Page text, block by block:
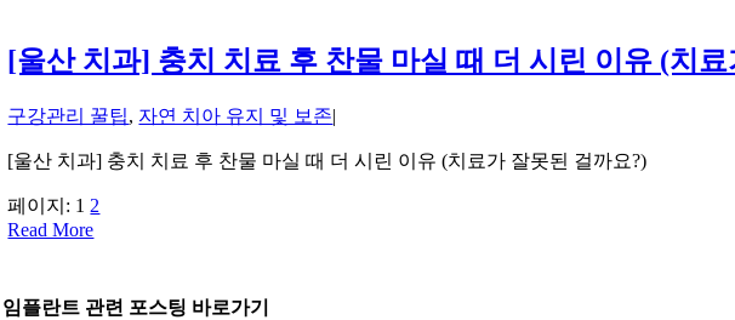
[울산 치과] 충치 치료 후 찬물 마실 때 더 시린 이유 (치
구강관리 꿀팁, 자연 치아 유지 및 보존|
[울산 치과] 충치 치료 후 찬물 마실 때 더 시린 이유 (치료가 잘못된 걸까요?)
페이지: 1 2
Read More
플란트 관련 포스팅 바로가기